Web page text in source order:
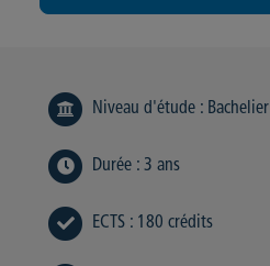
Niveau d'étude : Bachelier
Durée : 3 ans
ECTS : 180 crédits